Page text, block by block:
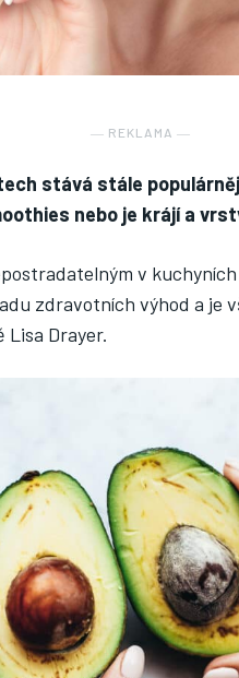
― REKLAMA ―
stává stále
nebo je krájí a
v
zdravotních výhod a je
Drayer.